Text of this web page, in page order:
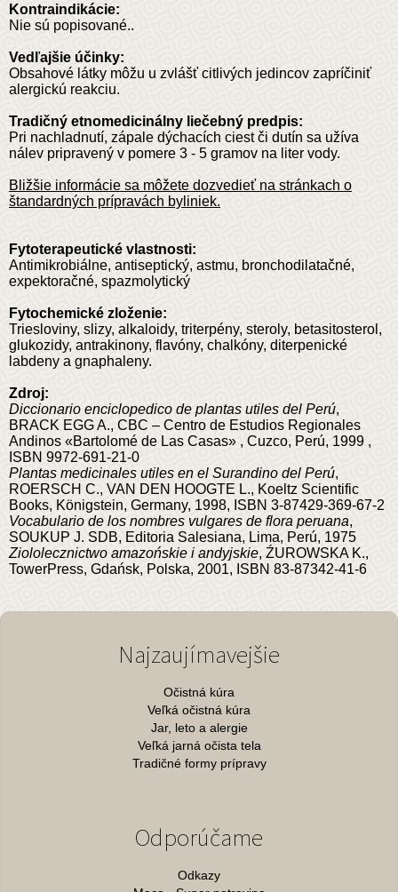
Kontraindikácie:
Nie sú popisované..
Vedľajšie účinky:
Obsahové látky môžu u zvlášť citlivých jedincov zapríčiniť
alergickú reakciu.
Tradičný etnomedicinálny liečebný predpis:
Pri nachladnutí, zápale dýchacích ciest či dutín sa užíva
nálev pripravený v pomere 3 - 5 gramov na liter vody.
Bližšie informácie sa môžete dozvedieť na stránkach o
štandardných prípravách byliniek.
Fytoterapeutické vlastnosti:
Antimikrobiálne, antiseptický, astmu, bronchodilatačné,
expektoračné, spazmolytický
Fytochemické zloženie:
Triesloviny, slizy, alkaloidy, triterpény, steroly, betasitosterol,
glukozidy, antrakinony, flavóny, chalkóny, diterpenické
labdeny a gnaphaleny.
Zdroj:
Diccionario enciclopedico de plantas utiles del Perú,
BRACK EGG A., CBC – Centro de Estudios Regionales
Andinos «Bartolomé de Las Casas» , Cuzco, Perú, 1999 ,
ISBN 9972-691-21-0
Plantas medicinales utiles en el Surandino del Perú,
ROERSCH C., VAN DEN HOOGTE L., Koeltz Scientific
Books, Königstein, Germany, 1998, ISBN 3-87429-369-67-2
Vocabulario de los nombres vulgares de flora peruana,
SOUKUP J. SDB, Editoria Salesiana, Lima, Perú, 1975
Ziololecznictwo amazońskie i andyjskie, ŹUROWSKA K.,
TowerPress, Gdańsk, Polska, 2001, ISBN 83-87342-41-6
Najzaujímavejšie
Očistná kúra
Veľká očistná kúra
Jar, leto a alergie
Veľká jarná očista tela
Tradičné formy prípravy
Odporúčame
Odkazy